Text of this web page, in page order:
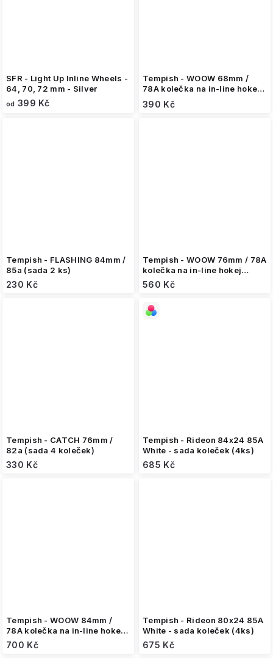
SFR - Light Up Inline Wheels -
64, 70, 72 mm - Silver
od 399 Kč
Tempish - WOOW 68mm /
78A kolečka na in-line hokej
(sada 4 ks)
390 Kč
Tempish - FLASHING 84mm /
85a (sada 2 ks)
230 Kč
Tempish - WOOW 76mm / 78A
kolečka na in-line hokej
(sada 4 ks)
560 Kč
Tempish - CATCH 76mm /
82a (sada 4 koleček)
330 Kč
Tempish - Rideon 84x24 85A
White - sada koleček (4ks)
685 Kč
Tempish - WOOW 84mm /
78A kolečka na in-line hokej
(sada 4 ks)
700 Kč
Tempish - Rideon 80x24 85A
White - sada koleček (4ks)
675 Kč